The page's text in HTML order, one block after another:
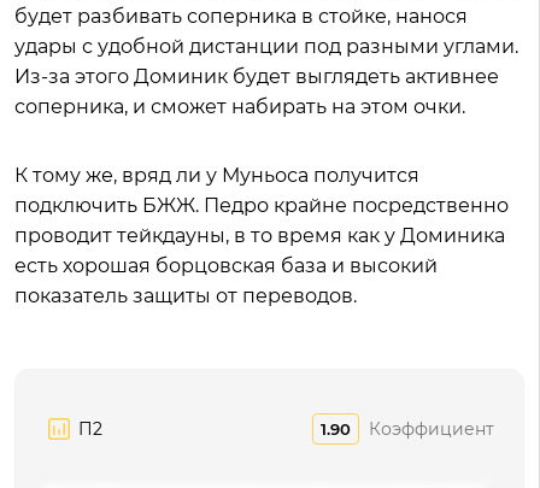
будет разбивать соперника в стойке, нанося
удары с удобной дистанции под разными углами.
Из-за этого Доминик будет выглядеть активнее
соперника, и сможет набирать на этом очки.
К тому же, вряд ли у Муньоса получится
подключить БЖЖ. Педро крайне посредственно
проводит тейкдауны, в то время как у Доминика
есть хорошая борцовская база и высокий
показатель защиты от переводов.
П2 1.90 Коэффициент